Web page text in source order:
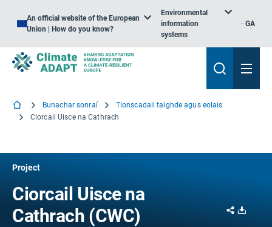
An official website of the European
Union | How do you know?
Environmental
information
systems
GA
Bunachar sonraí
Tionscadail taighde agus eolais
Ciorcail Uisce na Cathrach
Project
Ciorcail Uisce na
Cathrach (CWC)
Share